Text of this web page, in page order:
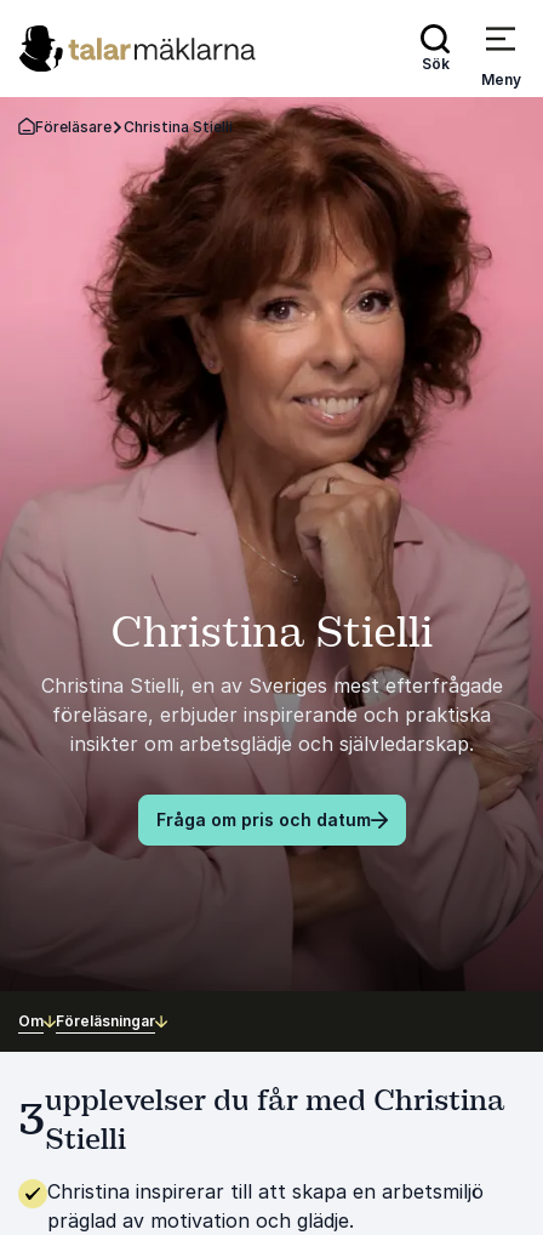
Sök
Meny
Gå tillbaka till startsidan
Föreläsare Christina Stielli
Christina Stielli
Christina Stielli, en av Sveriges mest efterfrågade
föreläsare, erbjuder inspirerande och praktiska
insikter om arbetsglädje och självledarskap.
Fråga om pris och datum
Om Föreläsningar
3upplevelser du får med Christina
Stielli
Christina inspirerar till att skapa en arbetsmiljö
präglad av motivation och glädje.